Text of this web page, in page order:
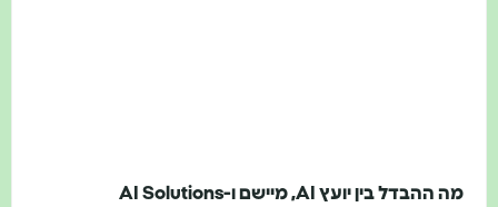
מה ההבדל בין יועץ AI, מיישם ו-AI Solutions